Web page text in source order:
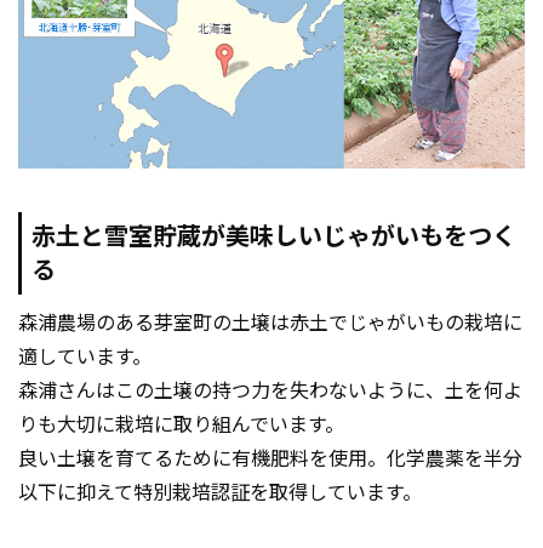
赤土と雪室貯蔵が美味しいじゃがいもをつく
る
森浦農場のある芽室町の土壌は赤土でじゃがいもの栽培に
適しています。
森浦さんはこの土壌の持つ力を失わないように、土を何よ
りも大切に栽培に取り組んでいます。
良い土壌を育てるために有機肥料を使用。化学農薬を半分
以下に抑えて特別栽培認証を取得しています。